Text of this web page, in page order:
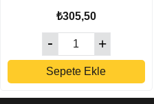
₺305,50
Sepete Ekle